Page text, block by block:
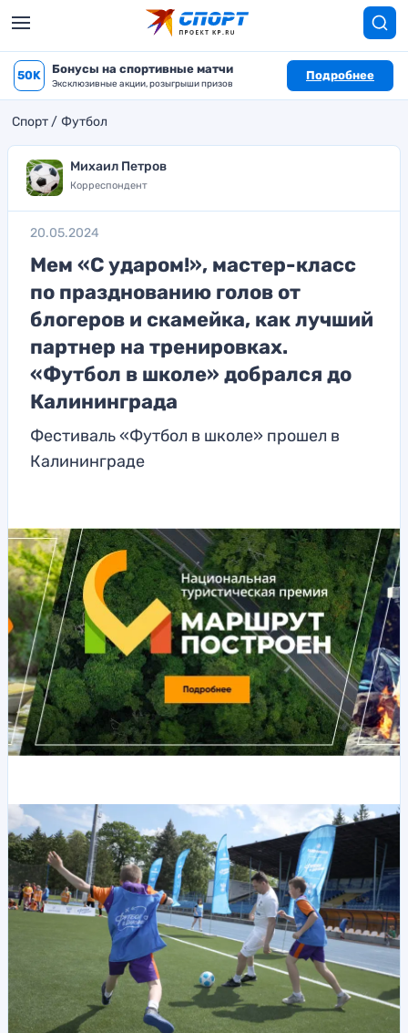
50K Бонусы на спортивные матчи
Эксклюзивные акции, розыгрыши призов
Подробнее
Спорт Футбол
Михаил Петров
Корреспондент
20.05.2024
Мем «С ударом!», мастер-класс
по празднованию голов от
блогеров и скамейка, как лучший
партнер на тренировках.
«Футбол в школе» добрался до
Калининграда
Фестиваль «Футбол в школе» прошел в
Калининграде